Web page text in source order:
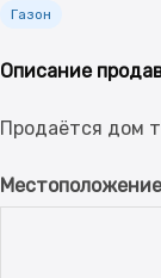
Газон
Описание